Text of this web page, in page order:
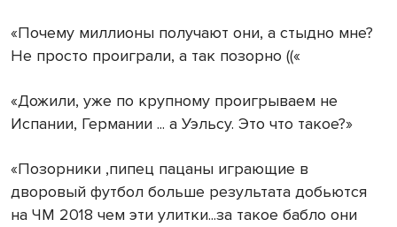
«Почему миллионы получают они, а стыдно мне?
Не просто проиграли, а так позорно ((«
«Дожили, уже по крупному проигрываем не
Испании, Германии ... а Уэльсу. Это что такое?»
«Позорники ,пипец пацаны играющие в
дворовый футбол больше результата добьются
на ЧМ 2018 чем эти улитки...за такое бабло они